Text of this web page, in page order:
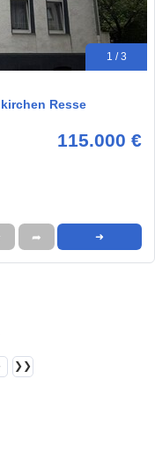
1 / 3
Resse
115.000 €
➦ ➜
❯❯